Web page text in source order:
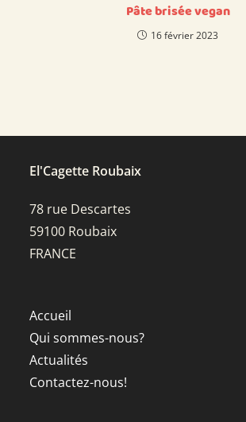
Pâte brisée vegan
16 février 2023
El'Cagette Roubaix
78 rue Descartes
59100 Roubaix
FRANCE
Accueil
Qui sommes-nous?
Actualités
Contactez-nous!